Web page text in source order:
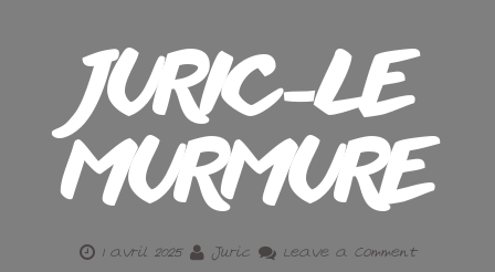
JURIC-LE
MURMURE
1 avril 2025 Juric Leave a Comment